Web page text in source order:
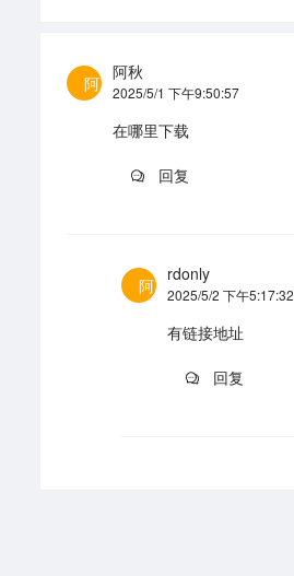
阿
阿秋
2025/5/1 下午9:50:57
在哪里下载
回复
阿
rdonly
2025/5/2 下午5:17:32
有链接地址
回复